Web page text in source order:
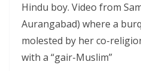
Hindu boy. Video from
Aurangabad) where a
molested by her co-
with a “gair-Muslim”